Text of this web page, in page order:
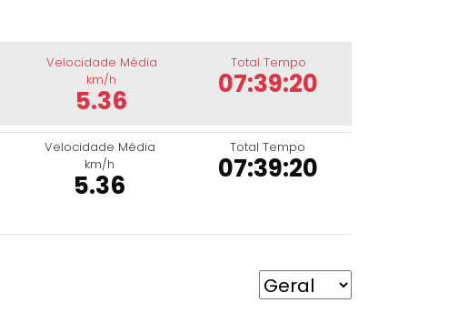
Velocidade Média
km/h
5.36
Total Tempo
07:39:20
Velocidade Média
km/h
5.36
Total Tempo
07:39:20